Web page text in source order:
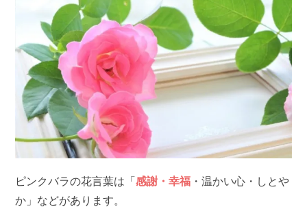
ピンクバラの花言葉は「感謝・幸福 ・温かい心・しとや
か」などがあります。